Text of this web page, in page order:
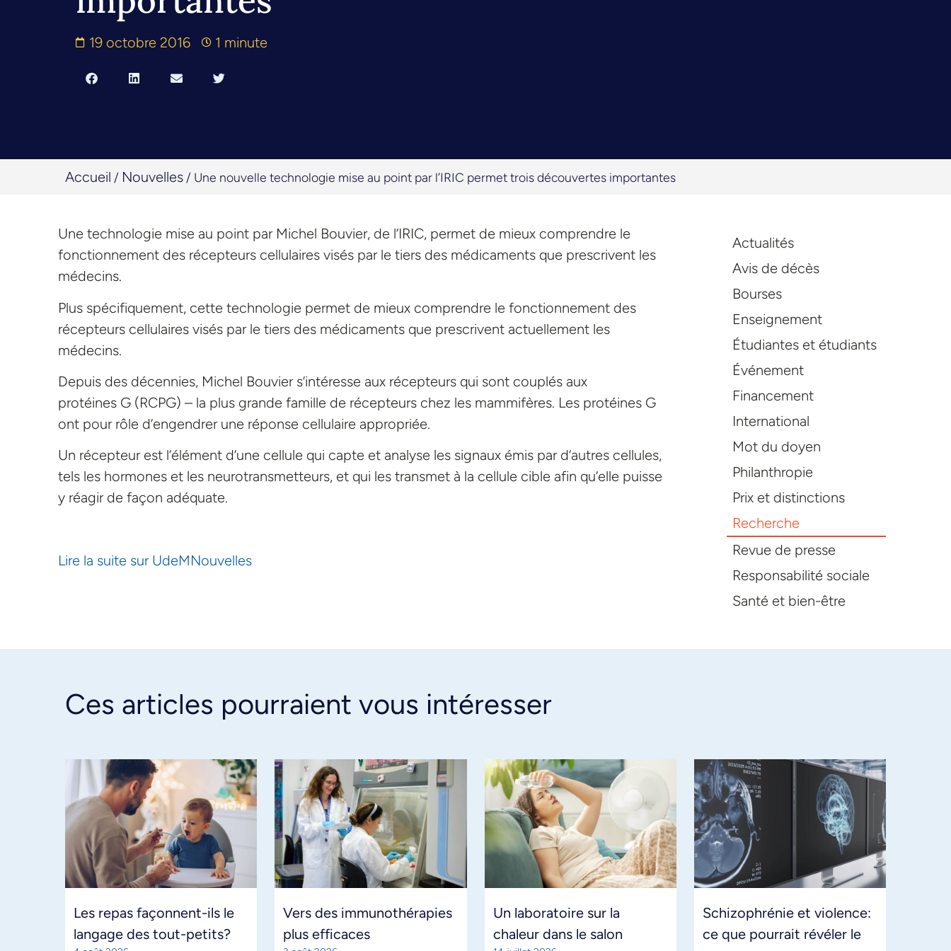
19 octobre 2016 1 minute
Accueil / Nouvelles / Une nouvelle technologie mise au point par l’IRIC permet trois découvertes importantes
Une technologie mise au point par Michel Bouvier, de l’IRIC, permet de mieux comprendre le
fonctionnement des récepteurs cellulaires visés par le tiers des médicaments que prescrivent les
médecins.
Plus spécifiquement, cette technologie permet de mieux comprendre le fonctionnement des
récepteurs cellulaires visés par le tiers des médicaments que prescrivent actuellement les
médecins.
Depuis des décennies, Michel Bouvier s’intéresse aux récepteurs qui sont couplés aux
protéines G (RCPG) – la plus grande famille de récepteurs chez les mammifères. Les protéines G
ont pour rôle d’engendrer une réponse cellulaire appropriée.
Un récepteur est l’élément d’une cellule qui capte et analyse les signaux émis par d’autres cellules,
tels les hormones et les neurotransmetteurs, et qui les transmet à la cellule cible afin qu’elle puisse
y réagir de façon adéquate.
Lire la suite sur UdeMNouvelles
Actualités
Avis de décès
Bourses
Enseignement
Étudiantes et étudiants
Événement
Financement
International
Mot du doyen
Philanthropie
Prix et distinctions
Recherche
Revue de presse
Responsabilité sociale
Santé et bien-être
Ces articles pourraient vous intéresser
Les repas façonnent-ils le
langage des tout-petits?
Vers des immunothérapies
plus efficaces
Un laboratoire sur la
chaleur dans le salon
Schizophrénie et violence:
ce que pourrait révéler le